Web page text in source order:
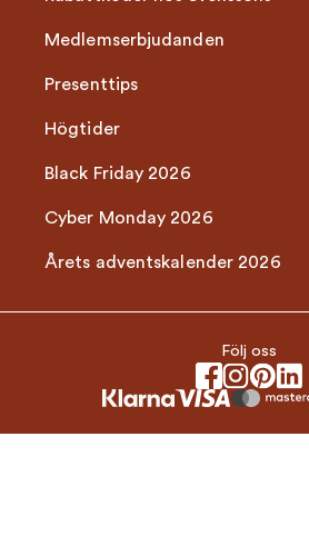
Medlemserbjudanden
Presenttips
Högtider
Black Friday 2026
Cyber Monday 2026
Årets adventskalender 2026
Följ oss